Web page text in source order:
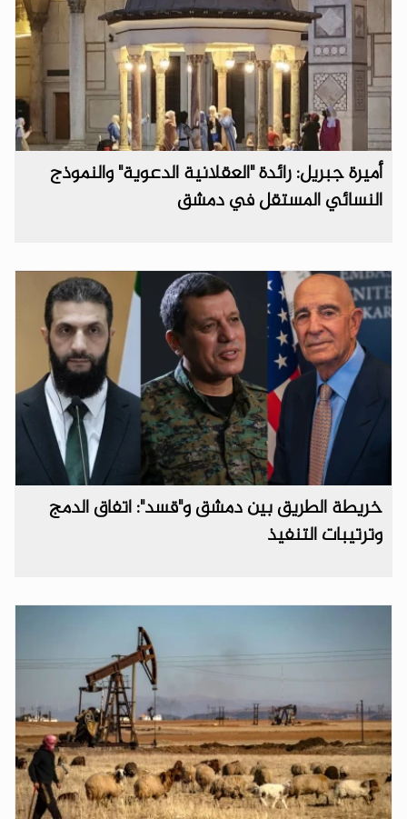
أميرة جبريل: رائدة "العقلانية الدعوية" والنموذج
النسائي المستقل في دمشق
خريطة الطريق بين دمشق و"قسد": اتفاق الدمج
وترتيبات التنفيذ